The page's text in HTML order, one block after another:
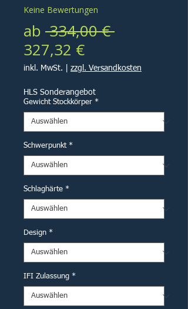
Keine Bewertungen
ab 334,00 €
327,32 €Sale-
Preis
inkl. MwSt. zzgl. Versandkosten
HLS Sonderangebot
Gewicht Stockkörper *
Schwerpunkt *
Schlaghärte *
Design *
IFI Zulassung *